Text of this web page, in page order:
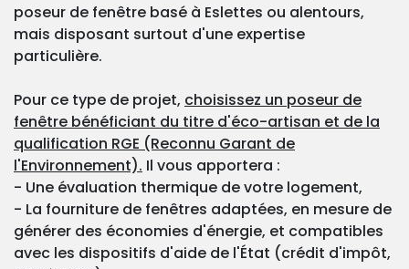
poseur de fenêtre basé à Eslettes ou alentours,
mais disposant surtout d'une expertise
particulière.
Pour ce type de projet, choisissez un poseur de
fenêtre bénéficiant du titre d'éco-artisan et de la
qualification RGE (Reconnu Garant de
l'Environnement). Il vous apportera :
- Une évaluation thermique de votre logement,
- La fourniture de fenêtres adaptées, en mesure de
générer des économies d'énergie, et compatibles
avec les dispositifs d'aide de l'État (crédit d'impôt,